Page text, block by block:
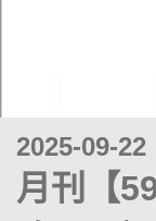
2025-09-22
月刊【